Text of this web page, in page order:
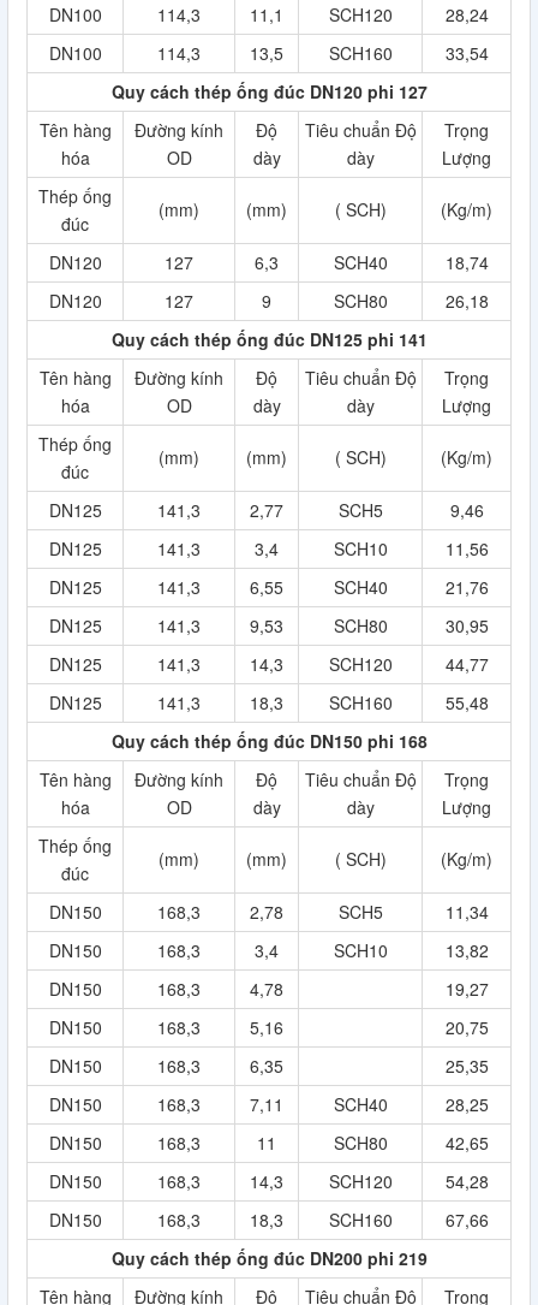
DN100
114,3 11,1 SCH120
28,24
DN100
114,3 13,5 SCH160
33,54
Quy cách thép ống đúc DN120 phi 127
Tên hàng
hóa
Đường kính
OD
Độ
dày
Tiêu chuẩn Độ
dày
Trọng
Lượng
Thép ống
đúc
(mm) (mm) ( SCH) (Kg/m)
DN120 127 6,3 SCH40
18,74
DN120
127 9 SCH80
26,18
Quy cách thép ống đúc DN125 phi 141
Tên hàng
hóa
Đường kính
OD
Độ
dày
Tiêu chuẩn Độ
dày
Trọng
Lượng
Thép ống
đúc
(mm) (mm) ( SCH) (Kg/m)
DN125 141,3 2,77 SCH5
9,46
DN125
141,3 3,4 SCH10
11,56
DN125
141,3 6,55 SCH40
21,76
DN125
141,3 9,53 SCH80
30,95
DN125
141,3 14,3 SCH120
44,77
DN125
141,3 18,3 SCH160
55,48
Quy cách thép ống đúc DN150 phi 168
Tên hàng
hóa
Đường kính
OD
Độ
dày
Tiêu chuẩn Độ
dày
Trọng
Lượng
Thép ống
đúc
(mm) (mm) ( SCH) (Kg/m)
DN150 168,3 2,78 SCH5
11,34
DN150
168,3 3,4 SCH10
13,82
DN150
168,3 4,78
19,27
DN150
168,3 5,16
20,75
DN150
168,3 6,35
25,35
DN150
168,3 7,11 SCH40
28,25
DN150
168,3 11 SCH80
42,65
DN150
168,3 14,3 SCH120
54,28
DN150
168,3 18,3 SCH160
67,66
Quy cách thép ống đúc DN200 phi 219
Tên hàng
Đường kính Độ Tiêu chuẩn Độ Trọng